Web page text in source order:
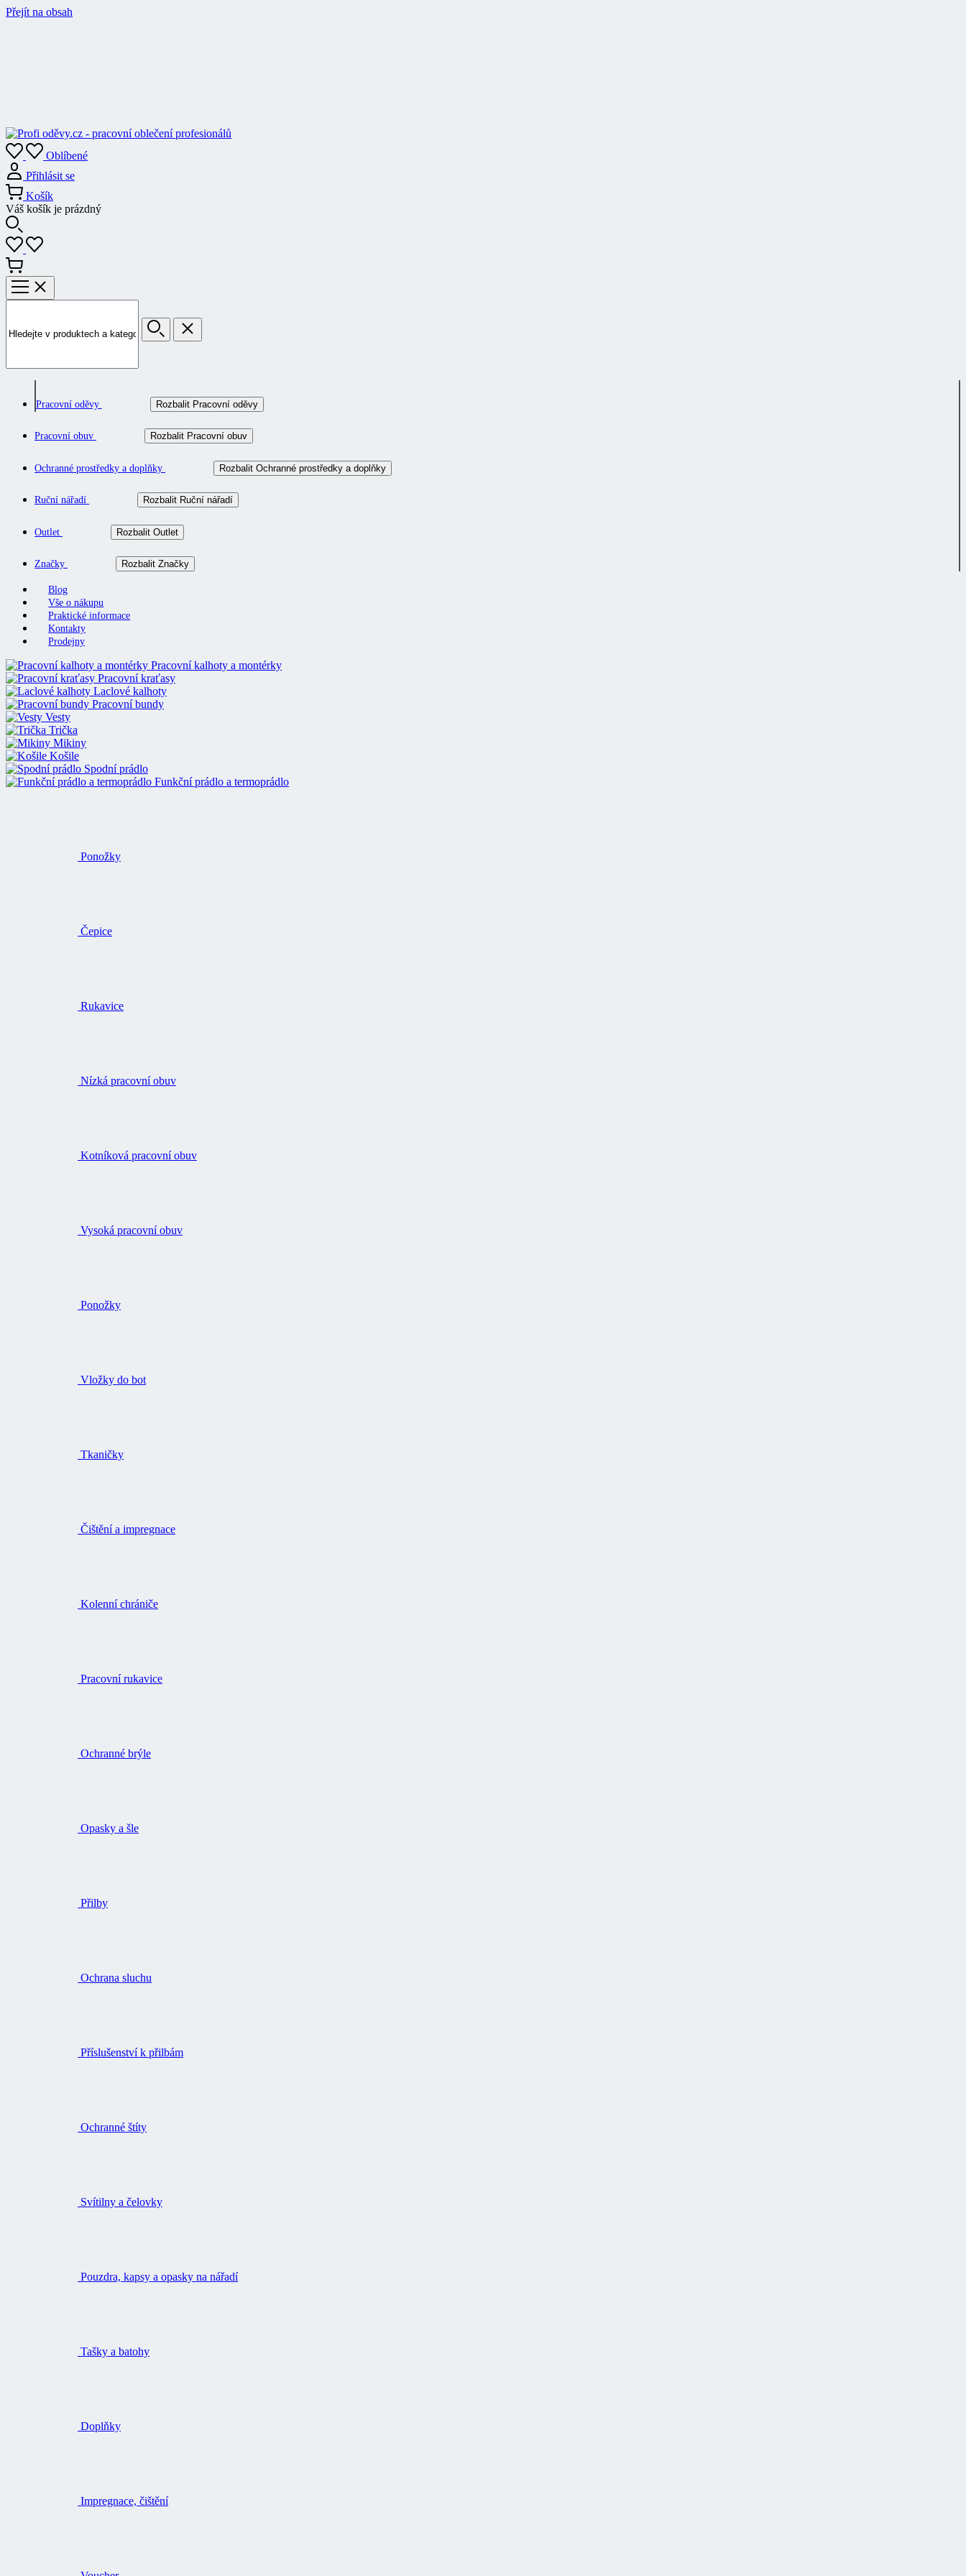
Přejít na obsah
Oblíbené
Přihlásit se
Košík
Váš košík je prázdný
Pracovní oděvy Rozbalit Pracovní oděvy
Pracovní obuv Rozbalit Pracovní obuv
Ochranné prostředky a doplňky Rozbalit Ochranné prostředky a doplňky
Ruční nářadí Rozbalit Ruční nářadí
Outlet Rozbalit Outlet
Značky Rozbalit Značky
Blog
Vše o nákupu
Praktické informace
Kontakty
Prodejny
Pracovní kalhoty a montérky
Pracovní kraťasy
Laclové kalhoty
Pracovní bundy
Vesty
Trička
Mikiny
Košile
Spodní prádlo
Funkční prádlo a termoprádlo
Ponožky
Čepice
Rukavice
Nízká pracovní obuv
Kotníková pracovní obuv
Vysoká pracovní obuv
Ponožky
Vložky do bot
Tkaničky
Čištění a impregnace
Kolenní chrániče
Pracovní rukavice
Ochranné brýle
Opasky a šle
Přilby
Ochrana sluchu
Příslušenství k přilbám
Ochranné štíty
Svítilny a čelovky
Pouzdra, kapsy a opasky na nářadí
Tašky a batohy
Doplňky
Impregnace, čištění